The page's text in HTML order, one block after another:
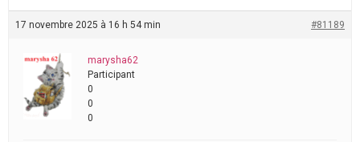
17 novembre 2025 à 16 h 54 min #81189
marysha62
Participant
0
0
0